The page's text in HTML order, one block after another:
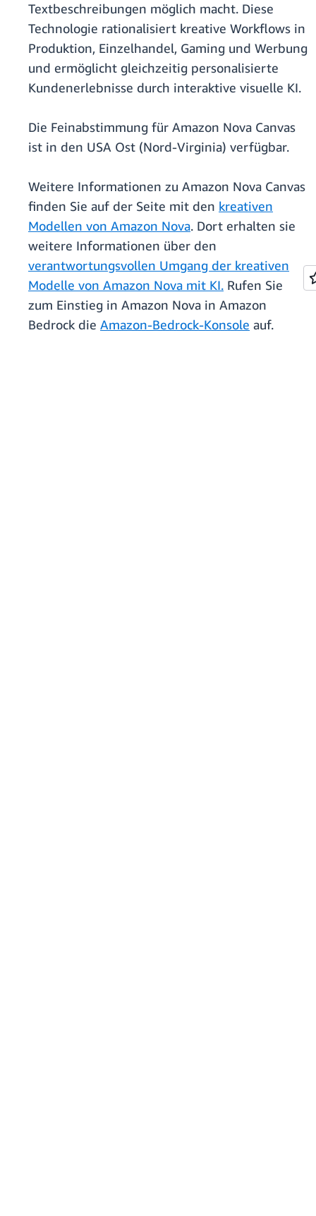
Textbeschreibungen möglich macht. Diese
Technologie rationalisiert kreative Workflows in
Produktion, Einzelhandel, Gaming und Werbung
und ermöglicht gleichzeitig personalisierte
Kundenerlebnisse durch interaktive visuelle KI.
Die Feinabstimmung für Amazon Nova Canvas
ist in den USA Ost (Nord-Virginia) verfügbar.
Weitere Informationen zu Amazon Nova Canvas
finden Sie auf der Seite mit den kreativen
Modellen von Amazon Nova. Dort erhalten sie
weitere Informationen über den
verantwortungsvollen Umgang der kreativen
Modelle von Amazon Nova mit KI. Rufen Sie
zum Einstieg in Amazon Nova in Amazon
Bedrock die Amazon-Bedrock-Konsole auf.